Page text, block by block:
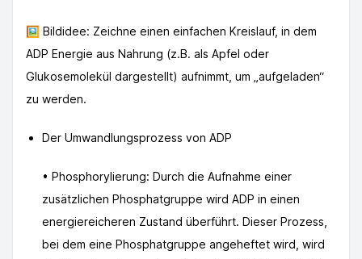
🖼️ Bildidee: Zeichne einen einfachen Kreislauf, in dem
ADP Energie aus Nahrung (z.B. als Apfel oder
Glukosemolekül dargestellt) aufnimmt, um „aufgeladen“
zu werden.
Der Umwandlungsprozess von ADP
• Phosphorylierung: Durch die Aufnahme einer
zusätzlichen Phosphatgruppe wird ADP in einen
energiereicheren Zustand überführt. Dieser Prozess,
bei dem eine Phosphatgruppe angeheftet wird, wird